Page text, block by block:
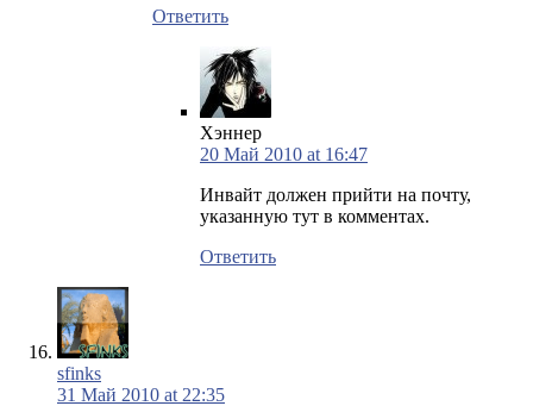
Ответить
Хэннер
20 Май 2010 at 16:47
Инвайт должен прийти на почту,
указанную тут в комментах.
Ответить
sfinks
31 Май 2010 at 22:35